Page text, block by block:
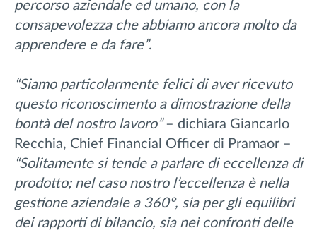
percorso aziendale ed umano, con la
consapevolezza che abbiamo ancora molto da
apprendere e da fare”.
“Siamo particolarmente felici di aver ricevuto
questo riconoscimento a dimostrazione della
bontà del nostro lavoro”– dichiara Giancarlo
Recchia, Chief Financial Officer di Pramaor –
“Solitamente si tende a parlare di eccellenza di
prodotto; nel caso nostro l’eccellenza è nella
gestione aziendale a 360°, sia per gli equilibri
dei rapporti di bilancio, sia nei confronti delle